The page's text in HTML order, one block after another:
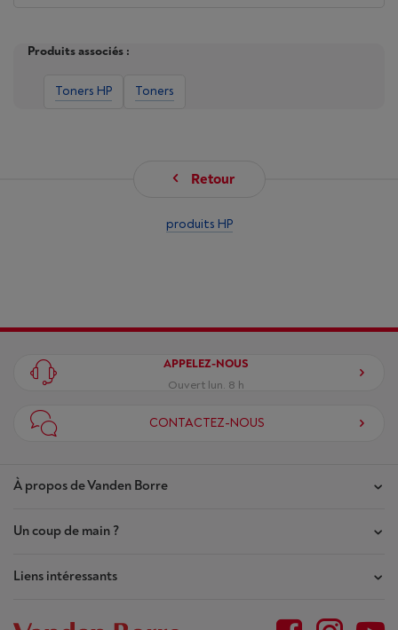
Produits associés :
Toners HP Toners
Retour
produits HP
À propos de Vanden Borre
Nos magasins
Contrat de Confiance
Un coup de main ?
Mes commandes
Liens intéressants
APPELEZ-NOUS
Ouvert lun. 8 h
CONTACTEZ-NOUS